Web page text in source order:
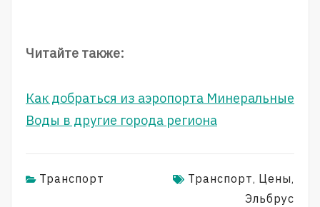
Читайте также:
Как добраться из аэропорта Минеральные
Воды в другие города региона
Транспорт Транспорт, Цены,
Эльбрус